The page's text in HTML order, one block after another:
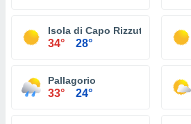
Isola di Capo Rizzuto
34° 28°
Pallagorio
33° 24°